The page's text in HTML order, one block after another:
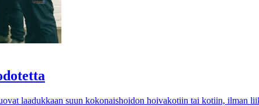
laadukkaan suun kokonaishoidon hoivakotiin tai kotiin, ilman